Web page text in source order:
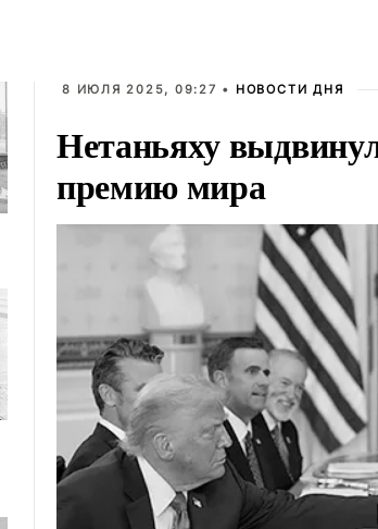
8 ИЮЛЯ 2025, 09:27 • НОВОСТИ ДНЯ
Нетаньяху
премию мира